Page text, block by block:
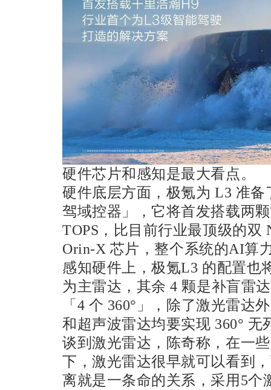
硬件芯片和感知是最大看点。
硬件底层方面，极氪为 L3 准
驾域控器」，它将首发搭载两
TOPS，比目前行业最顶级的
Orin-X 芯片，整个系统的AI算
感知硬件上，极氪L3 的配置也
为主雷达，其余 4 颗是补盲雷
「4 个 360°」，除了激光雷达
和超声波雷达均要实现 360° 无
谈到激光雷达，陈奇称，在一
下，激光雷达很早就可以看到
离就是一条命的关系，采用5个